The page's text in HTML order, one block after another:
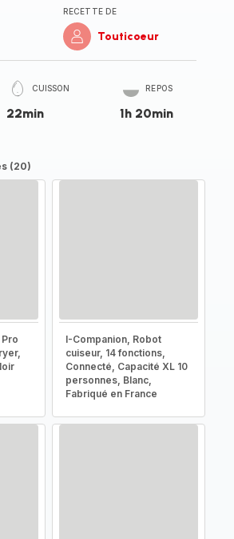
RECETTE DE
Touticoeur
CUISSON
22min
REPOS
1h 20min
(20)
I-Companion, Robot
cuiseur, 14 fonctions,
Connecté, Capacité XL 10
personnes, Blanc,
Fabriqué en France